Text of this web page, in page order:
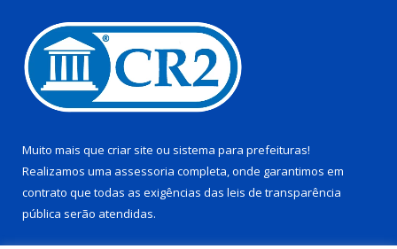
Muito mais que criar site ou sistema para prefeituras!
Realizamos uma assessoria completa, onde garantimos em
contrato que todas as exigências das leis de transparência
pública serão atendidas.